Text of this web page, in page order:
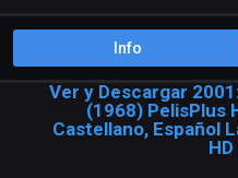
Info
Ver y Descargar
(1968) PelisPlus
Castellano, Español